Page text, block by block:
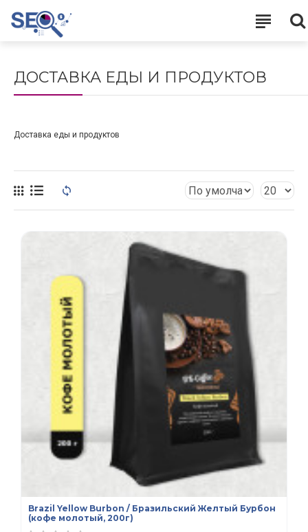
ДОСТАВКА ЕДЫ И ПРОДУКТОВ
Доставка еды и продуктов
Brazil Yellow Burbon / Бразильский Желтый Бурбон
(кофе молотый, 200г)